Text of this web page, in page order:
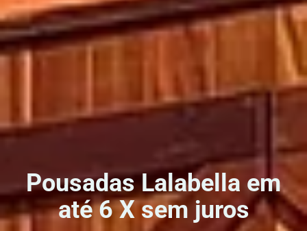
Pousadas Lalabella em
até 6 X sem juros